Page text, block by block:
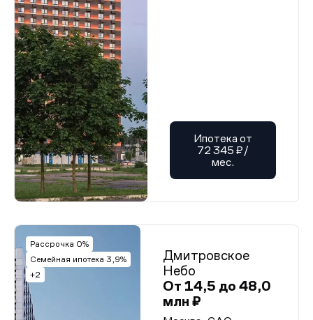
Ипотека от
72 345 ₽/
мес.
Рассрочка 0%
Семейная ипотека 3,9%
+2
Дмитровское
Небо
От 14,5 до 48,0
млн ₽